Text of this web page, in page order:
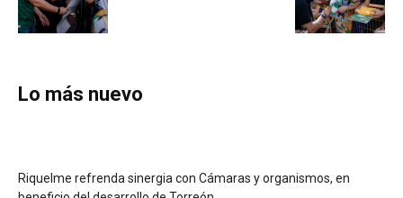
Lo más nuevo
Riquelme refrenda sinergia con Cámaras y organismos, en